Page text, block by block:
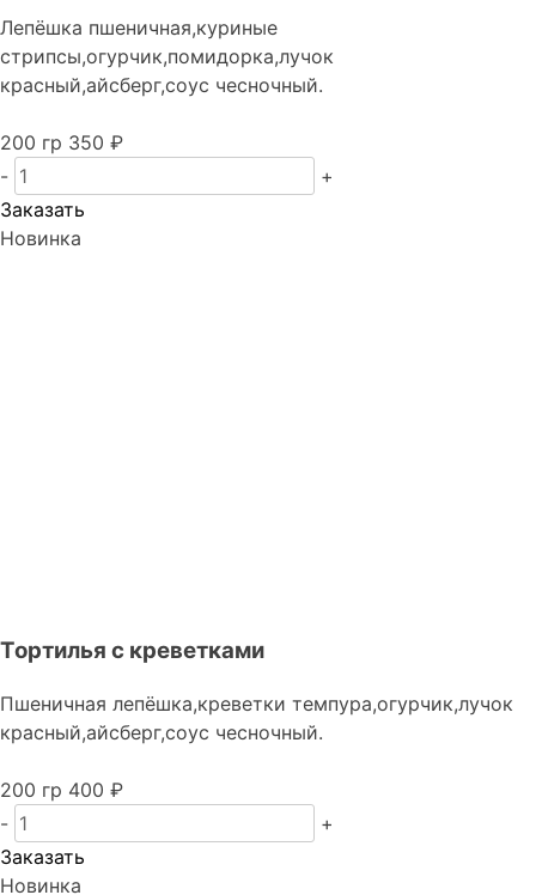
Лепёшка пшеничная,куриные
стрипсы,огурчик,помидорка,лучок
красный,айсберг,соус чесночный.
200 гр 350 ₽
-
+
Заказать
Новинка
Тортилья с креветками
Пшеничная лепёшка,креветки темпура,огурчик,лучок
красный,айсберг,соус чесночный.
200 гр 400 ₽
-
+
Заказать
Новинка